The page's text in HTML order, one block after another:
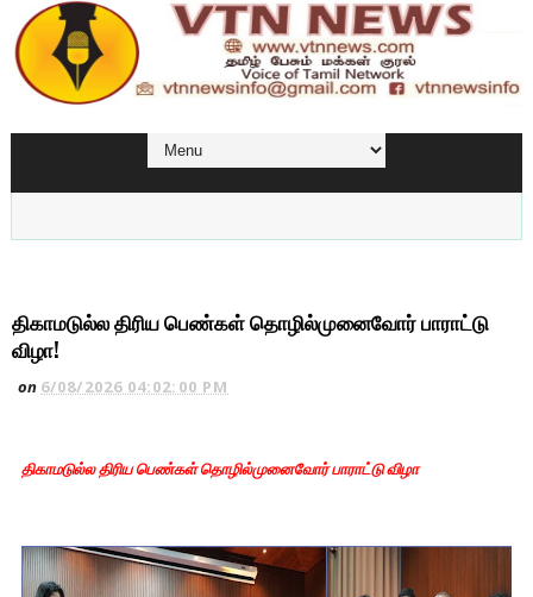
திகாமடுல்ல திரிய பெண்கள் தொழில்முனைவோர் பாராட்டு
விழா!
on 6/08/2026 04:02:00 PM
திகாமடுல்ல திரிய பெண்கள் தொழில்முனைவோர் பாராட்டு விழா